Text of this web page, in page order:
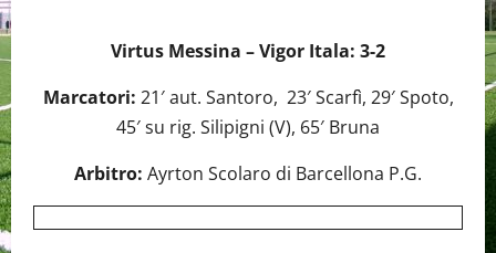
Virtus Messina – Vigor Itala: 3-2
Marcatori: 21′ aut. Santoro, 23′ Scarfì, 29′ Spoto,
45′ su rig. Silipigni (V), 65′ Bruna
Arbitro: Ayrton Scolaro di Barcellona P.G.